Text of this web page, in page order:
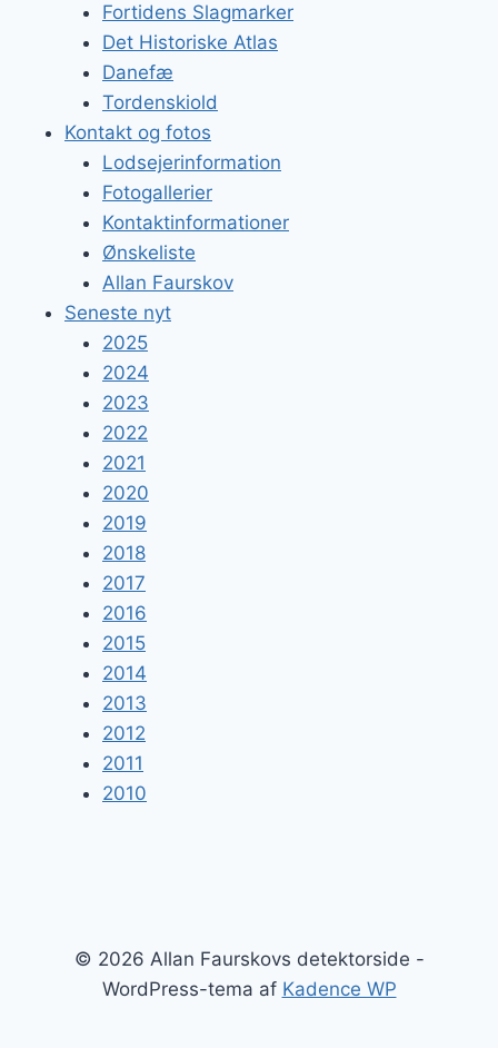
Fortidens Slagmarker
Det Historiske Atlas
Danefæ
Tordenskiold
Kontakt og fotos
Lodsejerinformation
Fotogallerier
Kontaktinformationer
Ønskeliste
Allan Faurskov
Seneste nyt
2025
2024
2023
2022
2021
2020
2019
2018
2017
2016
2015
2014
2013
2012
2011
2010
© 2026 Allan Faurskovs detektorside -
WordPress-tema af Kadence WP